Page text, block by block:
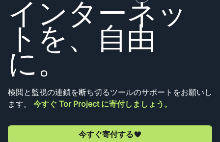
インターネッ
トを、自由
に。
検閲と監視の連鎖を断ち切るツールのサポートをお願いし
ます。 今すぐ Tor Project に寄付しましょう。
今すぐ寄付する